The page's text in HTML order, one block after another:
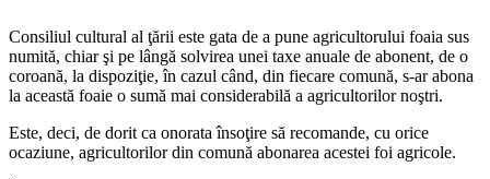
Consiliul cultural al ţării este gata de a pune agricultorului foaia sus
numită, chiar şi pe lângă solvirea unei taxe anuale de abonent, de o
coroană, la dispoziţie, în cazul când, din fiecare comună, s-ar abona
la această foaie o sumă mai considerabilă a agricultorilor noştri.
Este, deci, de dorit ca onorata însoţire să recomande, cu orice
ocaziune, agricultorilor din comună abonarea acestei foi agricole.